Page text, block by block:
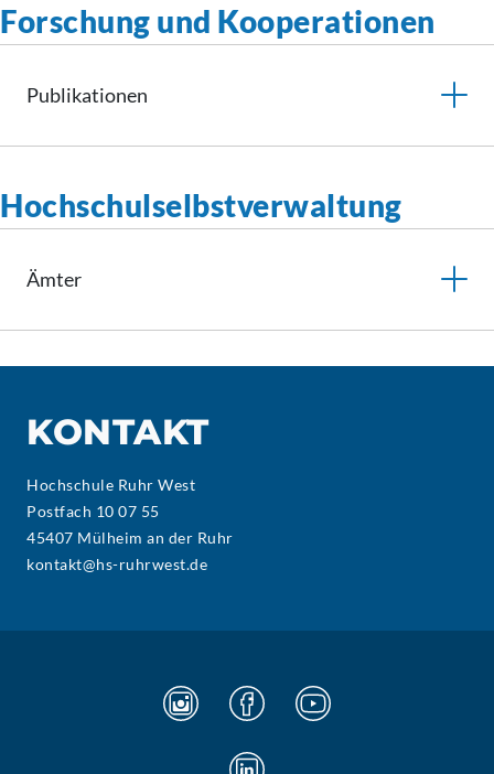
Forschung und Kooperationen
Publikationen
Hochschulselbstverwaltung
Ämter
KONTAKT
Hochschule Ruhr West
Postfach 10 07 55
45407 Mülheim an der Ruhr
kontakt@hs-ruhrwest.de